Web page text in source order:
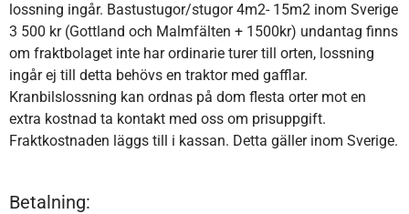
lossning ingår. Bastustugor/stugor 4m2- 15m2 inom Sverige
3 500 kr (Gottland och Malmfälten + 1500kr) undantag finns
om fraktbolaget inte har ordinarie turer till orten, lossning
ingår ej till detta behövs en traktor med gafflar.
Kranbilslossning kan ordnas på dom flesta orter mot en
extra kostnad ta kontakt med oss om prisuppgift.
Fraktkostnaden läggs till i kassan. Detta gäller inom Sverige.
Betalning: